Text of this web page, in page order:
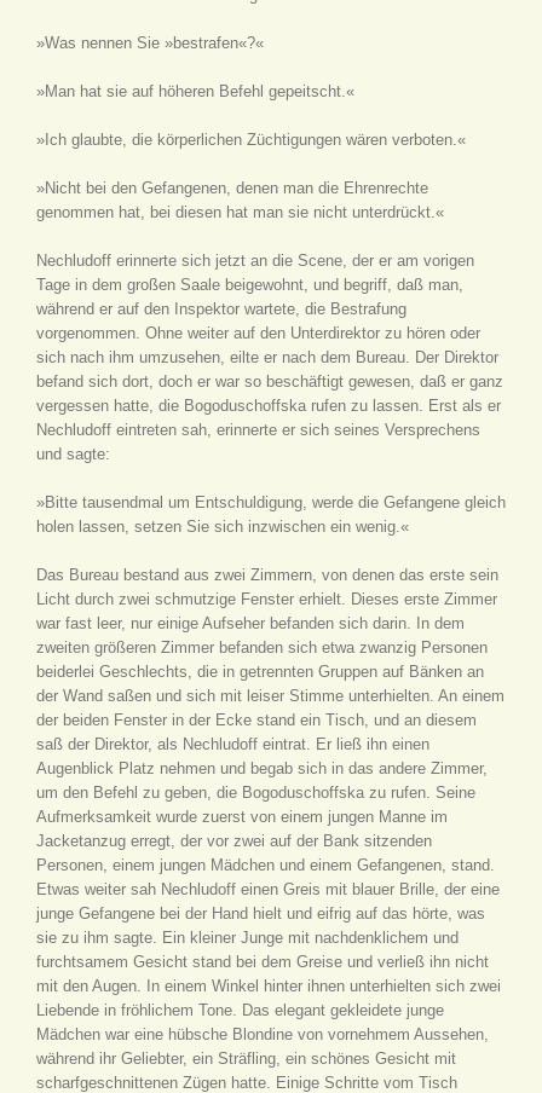
»Was nennen Sie »bestrafen«?«
»Man hat sie auf höheren Befehl gepeitscht.«
»Ich glaubte, die körperlichen Züchtigungen wären verboten.«
»Nicht bei den Gefangenen, denen man die Ehrenrechte
genommen hat, bei diesen hat man sie nicht unterdrückt.«
Nechludoff erinnerte sich jetzt an die Scene, der er am vorigen
Tage in dem großen Saale beigewohnt, und begriff, daß man,
während er auf den Inspektor wartete, die Bestrafung
vorgenommen. Ohne weiter auf den Unterdirektor zu hören oder
sich nach ihm umzusehen, eilte er nach dem Bureau. Der Direktor
befand sich dort, doch er war so beschäftigt gewesen, daß er ganz
vergessen hatte, die Bogoduschoffska rufen zu lassen. Erst als er
Nechludoff eintreten sah, erinnerte er sich seines Versprechens
und sagte:
»Bitte tausendmal um Entschuldigung, werde die Gefangene gleich
holen lassen, setzen Sie sich inzwischen ein wenig.«
Das Bureau bestand aus zwei Zimmern, von denen das erste sein
Licht durch zwei schmutzige Fenster erhielt. Dieses erste Zimmer
war fast leer, nur einige Aufseher befanden sich darin. In dem
zweiten größeren Zimmer befanden sich etwa zwanzig Personen
beiderlei Geschlechts, die in getrennten Gruppen auf Bänken an
der Wand saßen und sich mit leiser Stimme unterhielten. An einem
der beiden Fenster in der Ecke stand ein Tisch, und an diesem
saß der Direktor, als Nechludoff eintrat. Er ließ ihn einen
Augenblick Platz nehmen und begab sich in das andere Zimmer,
um den Befehl zu geben, die Bogoduschoffska zu rufen. Seine
Aufmerksamkeit wurde zuerst von einem jungen Manne im
Jacketanzug erregt, der vor zwei auf der Bank sitzenden
Personen, einem jungen Mädchen und einem Gefangenen, stand.
Etwas weiter sah Nechludoff einen Greis mit blauer Brille, der eine
junge Gefangene bei der Hand hielt und eifrig auf das hörte, was
sie zu ihm sagte. Ein kleiner Junge mit nachdenklichem und
furchtsamem Gesicht stand bei dem Greise und verließ ihn nicht
mit den Augen. In einem Winkel hinter ihnen unterhielten sich zwei
Liebende in fröhlichem Tone. Das elegant gekleidete junge
Mädchen war eine hübsche Blondine von vornehmem Aussehen,
während ihr Geliebter, ein Sträfling, ein schönes Gesicht mit
scharfgeschnittenen Zügen hatte. Einige Schritte vom Tisch